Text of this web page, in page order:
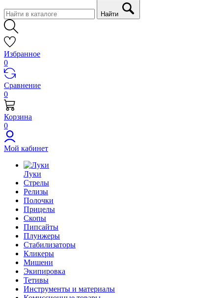
Найти
Избранное
0
Сравнение
0
Корзина
0
Мой кабинет
Луки
Стрелы
Релизы
Полочки
Прицелы
Скопы
Пипсайты
Плунжеры
Стабилизаторы
Кликеры
Мишени
Экипировка
Тетивы
Инструменты и материалы